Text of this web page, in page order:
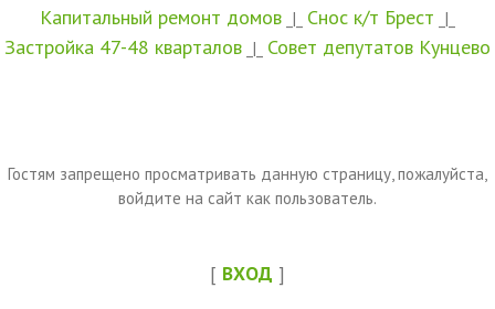
Капитальный ремонт домов _|_ Снос к/т Брест _|_
Застройка 47-48 кварталов _|_ Совет депутатов Кунцево
Гостям запрещено просматривать данную страницу, пожалуйста,
войдите на сайт как пользователь.
[ ВХОД ]